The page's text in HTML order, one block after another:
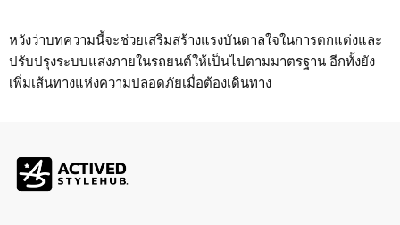
หวังว่าบทความนี้จะช่วยเสริมสร้างแรงบันดาลใจในการตกแต่งและ
ปรับปรุงระบบแสงภายในรถยนต์ให้เป็นไปตามมาตรฐาน อีกทั้งยัง
เพิ่มเส้นทางแห่งความปลอดภัยเมื่อต้องเดินทาง